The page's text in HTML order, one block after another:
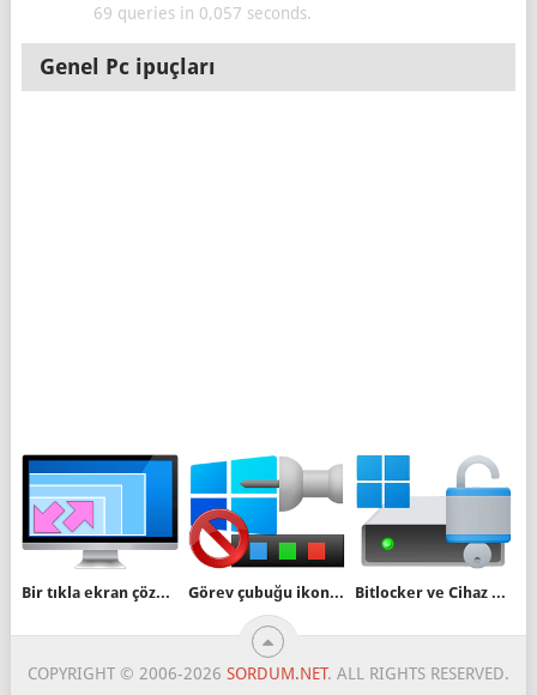
69 queries in 0,057 seconds.
Genel Pc ipuçları
Bir tıkla ekran çözünürlüğünü değiştirelim Görev çubuğu ikonlarını değiştiremesinler Bitlocker ve Cihaz şifreleme arasındaki farklar
COPYRIGHT © 2006-2026 SORDUM.NET. ALL RIGHTS RESERVED.